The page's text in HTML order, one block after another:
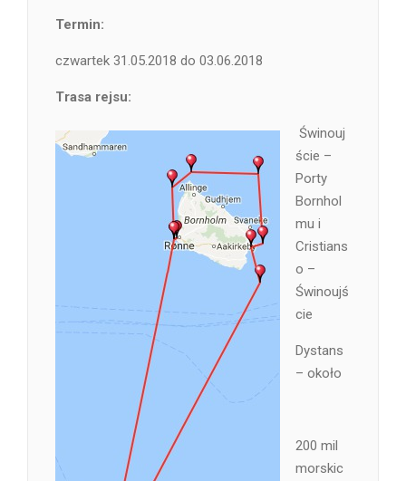
Termin:
czwartek 31.05.2018 do 03.06.2018
Trasa rejsu:
Świnouj
ście –
Porty
Bornhol
mu i
Cristians
o –
Świnoujś
cie
Dystans
– około
200 mil
morskic